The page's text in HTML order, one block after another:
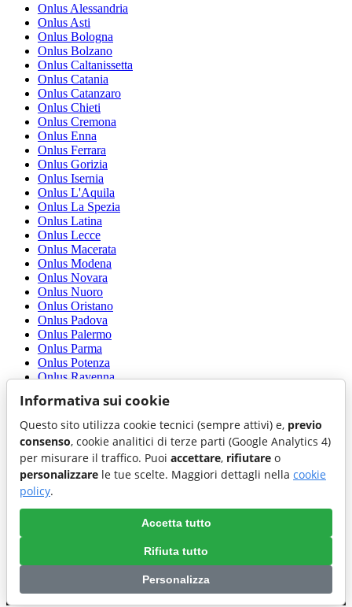
Onlus Alessandria
Onlus Asti
Onlus Bologna
Onlus Bolzano
Onlus Caltanissetta
Onlus Catania
Onlus Catanzaro
Onlus Chieti
Onlus Cremona
Onlus Enna
Onlus Ferrara
Onlus Gorizia
Onlus Isernia
Onlus L'Aquila
Onlus La Spezia
Onlus Latina
Onlus Lecce
Onlus Macerata
Onlus Modena
Onlus Novara
Onlus Nuoro
Onlus Oristano
Onlus Padova
Onlus Palermo
Onlus Parma
Onlus Potenza
Onlus Ravenna
Onlus Reggio nell'Emilia
Onlus Rimini
Onlus Roma
Onlus Sassari
Onlus Siracusa
Onlus Trapani
Onlus Trento
Preferenze cookie|Cookie policy|Accessibilita'|Privacy policy
Informativa sui cookie
Questo sito utilizza cookie tecnici (sempre attivi) e, previo
consenso, cookie analitici di terze parti (Google Analytics 4)
per misurare il traffico. Puoi accettare, rifiutare o
personalizzare le tue scelte. Maggiori dettagli nella cookie
policy.
Accetta tutto
Rifiuta tutto
Personalizza